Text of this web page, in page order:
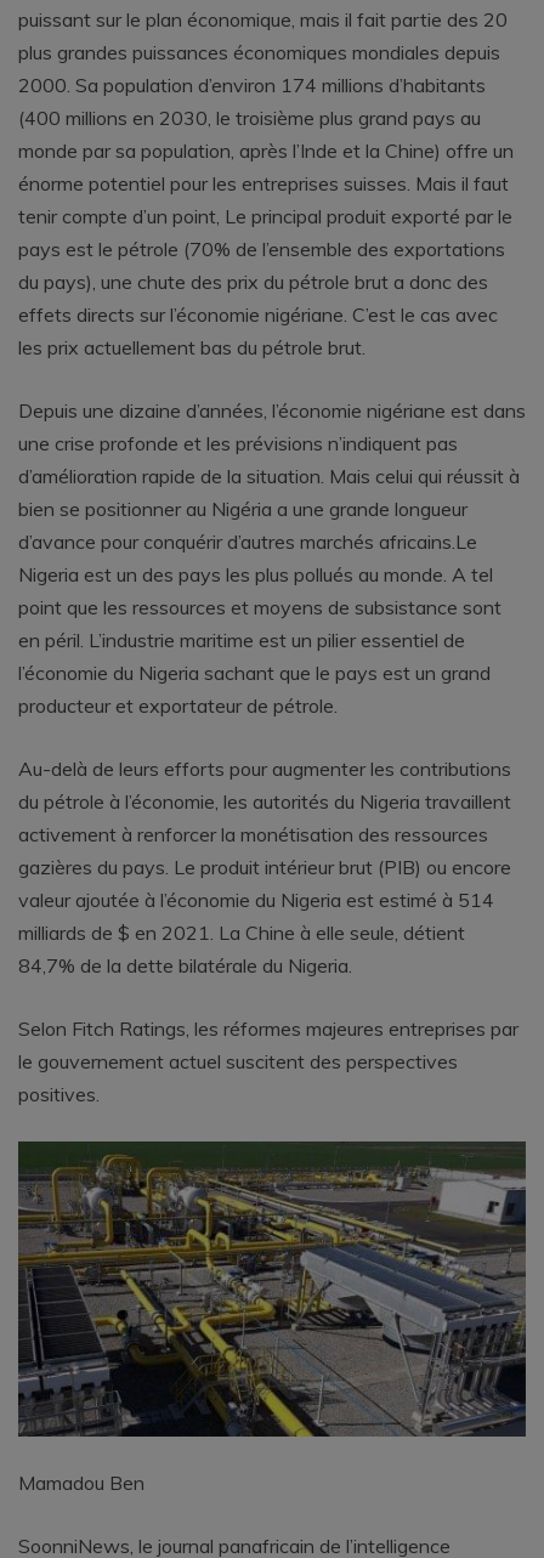
puissant sur le plan économique, mais il fait partie des 20
plus grandes puissances économiques mondiales depuis
2000. Sa population d’environ 174 millions d’habitants
(400 millions en 2030, le troisième plus grand pays au
monde par sa population, après l’Inde et la Chine) offre un
énorme potentiel pour les entreprises suisses. Mais il faut
tenir compte d’un point, Le principal produit exporté par le
pays est le pétrole (70% de l’ensemble des exportations
du pays), une chute des prix du pétrole brut a donc des
effets directs sur l’économie nigériane. C’est le cas avec
les prix actuellement bas du pétrole brut.
Depuis une dizaine d’années, l’économie nigériane est dans
une crise profonde et les prévisions n’indiquent pas
d’amélioration rapide de la situation. Mais celui qui réussit à
bien se positionner au Nigéria a une grande longueur
d’avance pour conquérir d’autres marchés africains.Le
Nigeria est un des pays les plus pollués au monde. A tel
point que les ressources et moyens de subsistance sont
en péril. L’industrie maritime est un pilier essentiel de
l’économie du Nigeria sachant que le pays est un grand
producteur et exportateur de pétrole.
Au-delà de leurs efforts pour augmenter les contributions
du pétrole à l’économie, les autorités du Nigeria travaillent
activement à renforcer la monétisation des ressources
gazières du pays. Le produit intérieur brut (PIB) ou encore
valeur ajoutée à l’économie du Nigeria est estimé à 514
milliards de $ en 2021. La Chine à elle seule, détient
84,7% de la dette bilatérale du Nigeria.
Selon Fitch Ratings, les réformes majeures entreprises par
le gouvernement actuel suscitent des perspectives
positives.
Mamadou Ben
SoonniNews, le journal panafricain de l’intelligence